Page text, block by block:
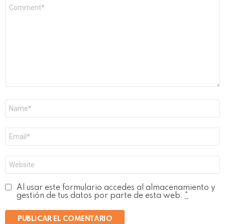
electrónico
*
Al usar este formulario accedes al almacenamiento y
gestión de tus datos por parte de esta web.